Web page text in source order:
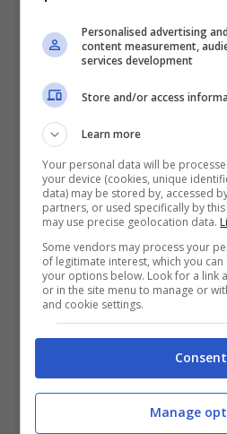
tracciato in vista del futuro.
Mondiali 2026:
ha scelto il
Uncambio allenatore
avrà un nuovo
vista della prossima e
competizione che si
USA. E’ sempre tutto
quello che vedremo, con
spettacolo atteso già e
esserci i migliori.
Personalised advertising
content measurement,
services development
Store and/or access
Learn more
Your personal data will be
your device (cookies, unique
data) may be stored by, accessed
partners, or used specifically by
may use precise geolocation data.
Some vendors may process your
of legitimate interest, which you
your options below. Look for a link
or in the site menu to manage or
and cookie settings.
Consent
Manage